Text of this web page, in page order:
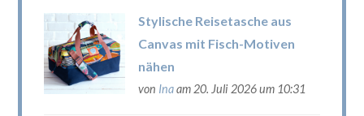
Stylische Reisetasche aus
Canvas mit Fisch-Motiven
nähen
von Inaam 20. Juli 2026 um 10:31